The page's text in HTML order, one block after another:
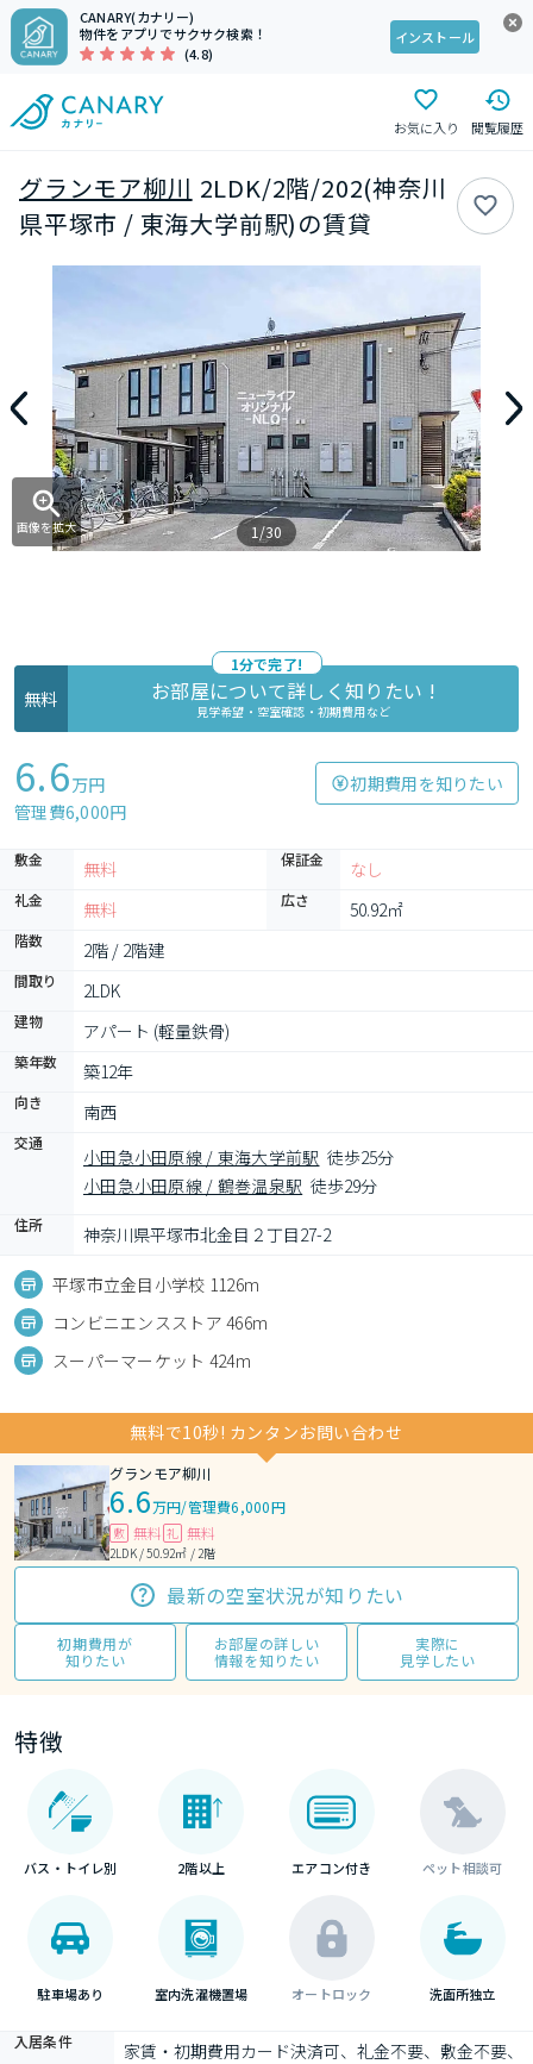
CANARY(カナリー)
物件をアプリでサクサク検索！
(4.8)
インストール
お気に入り 閲覧履歴
グランモア柳川 2LDK/2階/202(神奈川
県平塚市 / 東海大学前駅)の賃貸
画像を拡大 1/30
1分で完了!
無料 お部屋について詳しく知りたい !
見学希望・空室確認・初期費用など
6.6万円
管理費6,000円
初期費用を知りたい
敷金 無料 保証金 なし
礼金 無料 広さ 50.92㎡
階数 2階 / 2階建
間取り 2LDK
建物 アパート (軽量鉄骨)
築年数 築12年
向き 南西
交通
小田急小田原線 / 東海大学前駅 徒歩25分
小田急小田原線 / 鶴巻温泉駅 徒歩29分
住所 神奈川県平塚市北金目２丁目27-2
平塚市立金目小学校 1126m
コンビニエンスストア 466m
スーパーマーケット 424m
無料で10秒! カンタンお問い合わせ
グランモア柳川
6.6万円/管理費6,000円
敷 無料 礼 無料
2LDK / 50.92㎡ / 2階
最新の空室状況が知りたい
初期費用が
知りたい
お部屋の詳しい
情報を知りたい
実際に
見学したい
特徴
バス・トイレ別 2階以上 エアコン付き ペット相談可
駐車場あり 室内洗濯機置場 オートロック 洗面所独立
入居条件
家賃・初期費用カード決済可、礼金不要、敷金不要、